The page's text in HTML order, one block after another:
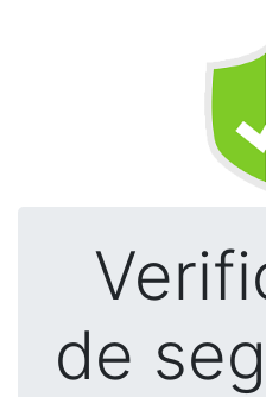
de